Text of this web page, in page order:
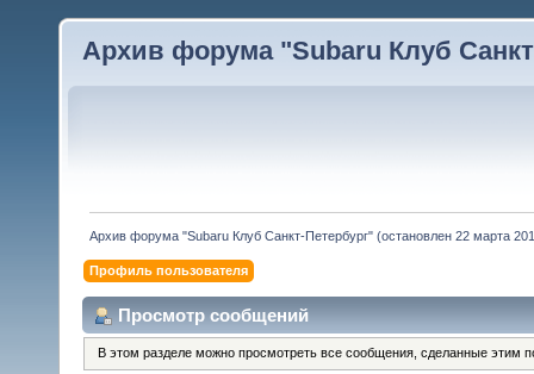
Архив форума "Subaru Клуб
Архив форума "Subaru Клуб Санкт-Петербург" (остановлен 22 марта
Профиль пользователя
Просмотр сообщений
В этом разделе можно просмотреть все сообщения, сделанные этим